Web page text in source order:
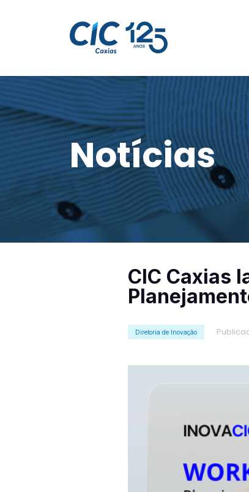
Notícias
CIC Caxias
Diretoria de Inovação